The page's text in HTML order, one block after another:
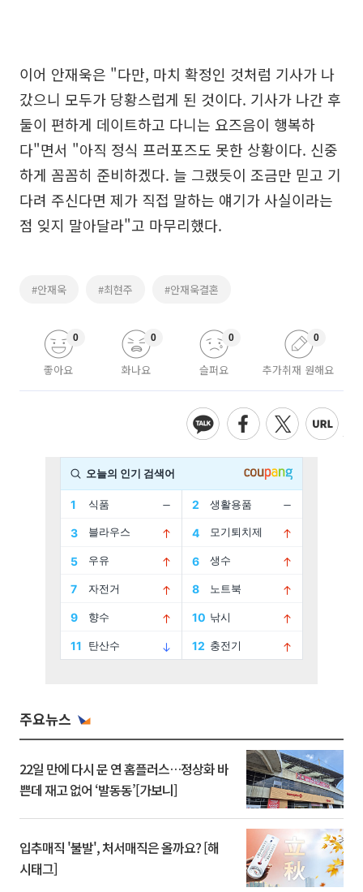
이어 안재욱은 "다만, 마치 확정인 것처럼 기사가 나
갔으니 모두가 당황스럽게 된 것이다. 기사가 나간 후
둘이 편하게 데이트하고 다니는 요즈음이 행복하
다"면서 "아직 정식 프러포즈도 못한 상황이다. 신중
하게 꼼꼼히 준비하겠다. 늘 그랬듯이 조금만 믿고 기
다려 주신다면 제가 직접 말하는 얘기가 사실이라는
점 잊지 말아달라"고 마무리했다.
#안재욱 #최현주 #안재욱결혼
좋아요
0
화나요
0
슬퍼요
0
추가취재 원해요
0
주요뉴스
22일 만에 다시 문 연 홈플러스…정상화 바
쁜데 재고 없어 ‘발동동’[가보니]
입추매직 '불발', 처서매직은 올까요? [해
시태그]